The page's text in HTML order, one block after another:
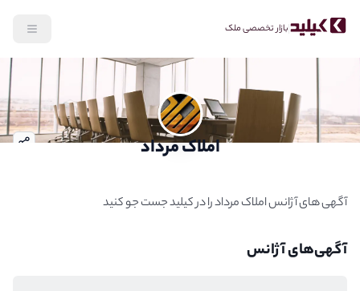
بازار تخصصی ملک
املاک مرداد
توضیحات آژانس
آگهی های آژانس املاک مرداد را در کیلید جست جو کنید
آگهی‌‌های آژانس